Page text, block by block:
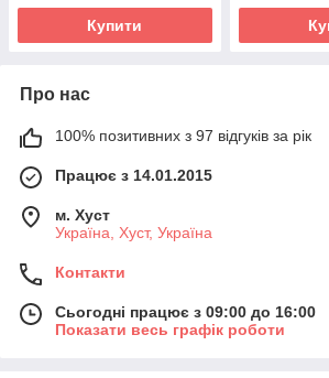
Купити
Про нас
100% позитивних з 97 відгуків за рік
Працює з 14.01.2015
м. Хуст
Україна, Хуст, Україна
Контакти
Сьогодні працює з 09:00 до 16:00
Показати весь графік роботи